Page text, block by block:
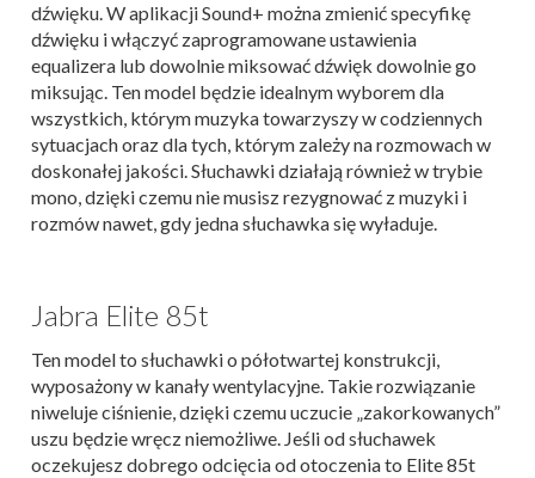
dźwięku. W aplikacji Sound+ można zmienić specyfikę
dźwięku i włączyć zaprogramowane ustawienia
equalizera lub dowolnie miksować dźwięk dowolnie go
miksując. Ten model będzie idealnym wyborem dla
wszystkich, którym muzyka towarzyszy w codziennych
sytuacjach oraz dla tych, którym zależy na rozmowach w
doskonałej jakości. Słuchawki działają również w trybie
mono, dzięki czemu nie musisz rezygnować z muzyki i
rozmów nawet, gdy jedna słuchawka się wyładuje.
Jabra Elite 85t
Ten model to słuchawki o półotwartej konstrukcji,
wyposażony w kanały wentylacyjne. Takie rozwiązanie
niweluje ciśnienie, dzięki czemu uczucie „zakorkowanych”
uszu będzie wręcz niemożliwe. Jeśli od słuchawek
oczekujesz dobrego odcięcia od otoczenia to Elite 85t